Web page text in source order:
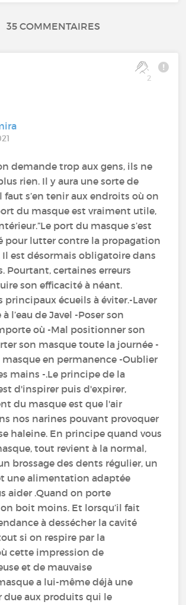
35 COMMENTAIRES
2
demande trop aux gens, ils ne
rien. Il y aura une sorte de
faut s’en tenir aux endroits où on
du masque est vraiment utile,
port du masque s’est
pour lutter contre la propagation
Il est désormais obligatoire dans
Pourtant, certaines erreurs
son efficacité à néant.
principaux écueils à éviter.-Laver
l’eau de Javel -Poser son
où -Mal positionner son
son masque toute la journée -
en permanence -Oublier
mains -.Le principe de la
d'inspirer puis d'expirer,
du masque est que l'air
nos narines pouvant provoquer
haleine. En principe quand vous
tout revient à la normal,
brossage des dents régulier, un
une alimentation adaptée
aider .Quand on porte
boit moins. Et lorsqu’il fait
à dessécher la cavité
si on respire par la
cette impression de
et de mauvaise
a lui-même déjà une
due aux produits qui le